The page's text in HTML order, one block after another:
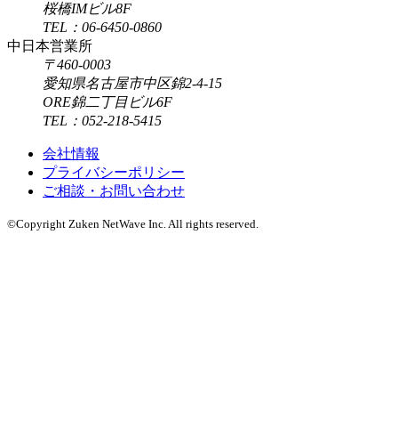
桜橋IMビル8F
TEL：06-6450-0860
中日本営業所
〒460-0003
愛知県名古屋市中区錦2-4-15
ORE錦二丁目ビル6F
TEL：052-218-5415
会社情報
プライバシーポリシー
ご相談・お問い合わせ
©Copyright Zuken NetWave Inc. All rights reserved.